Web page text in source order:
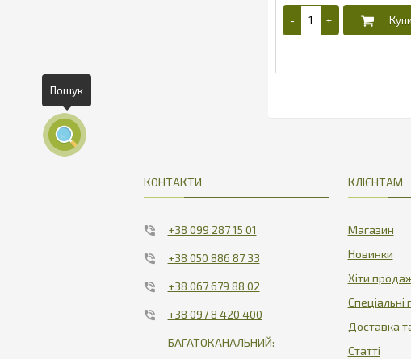
КОНТАКТИ
+38 099 287 15 01
+38 050 886 87 33
+38 067 679 88 02
+38 097 8 420 400
БАГАТОКАНАЛЬНИЙ:
КЛІЄНТАМ
Магазин
Новинки
Хіти
Спеціальні
Доставка
Статті